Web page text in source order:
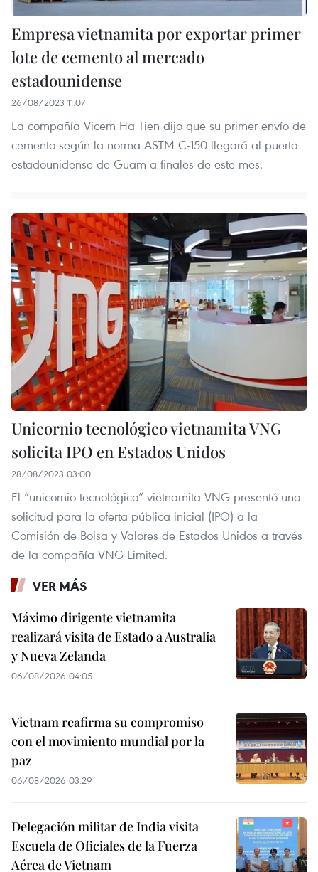
Empresa vietnamita por exportar primer
lote de cemento al mercado
estadounidense
26/08/2023 11:07
La compañía Vicem Ha Tien dijo que su primer envío de
cemento según la norma ASTM C-150 llegará al puerto
estadounidense de Guam a finales de este mes.
Unicornio tecnológico vietnamita VNG
solicita IPO en Estados Unidos
28/08/2023 03:00
El “unicornio tecnológico” vietnamita VNG presentó una
solicitud para la oferta pública inicial (IPO) a la
Comisión de Bolsa y Valores de Estados Unidos a través
de la compañía VNG Limited.
VER MÁS
Máximo dirigente vietnamita
realizará visita de Estado a Australia
y Nueva Zelanda
06/08/2026 04:05
Vietnam reafirma su compromiso
con el movimiento mundial por la
paz
06/08/2026 03:29
Delegación militar de India visita
Escuela de Oficiales de la Fuerza
Aérea de Vietnam